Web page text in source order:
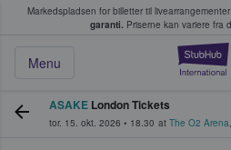
Markedspladsen for billetter til
garanti. Priserne kan variere fra
Menu
køber og sælger
ASAKE London Tickets
tor. 15. okt. 2026 • 18.30 at The O2 Arena,